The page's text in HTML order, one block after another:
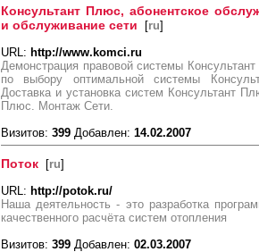
Консультант Плюс, абонентское
и обслуживание сети [ru]
URL: http://www.komci.ru
Демонстрация правовой системы
по выбору оптимальной системы
Доставка и установка систем Консультант
Плюс. Монтаж Сети.
Визитов: 399 Добавлен: 14.02.2007
Поток [ru]
URL: http://potok.ru/
Наша деятельность - это разработка
качественного расчёта систем отопления
Визитов: 399 Добавлен: 02.03.2007